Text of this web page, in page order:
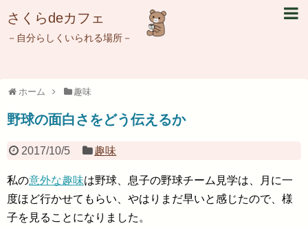
さくらdeカフェ
－自分らしくいられる場所－
ホーム 趣味
野球の面白さをどう伝えるか
2017/10/5 趣味
私の意外な趣味は野球、息子の野球チーム見学は、月に一
度ほど行かせてもらい、やはりまだ早いと感じたので、様
子を見ることになりました。